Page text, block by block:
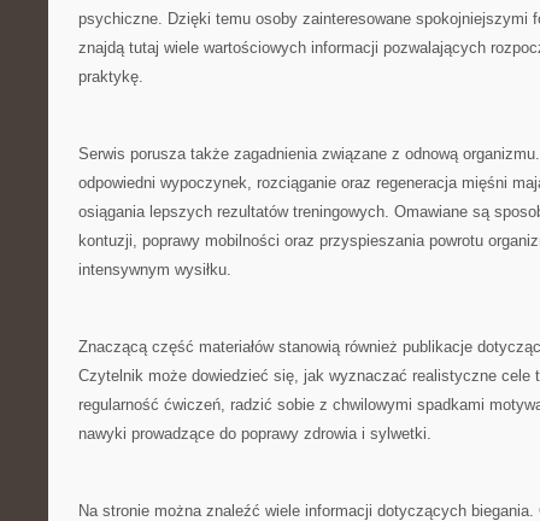
psychiczne. Dzięki temu osoby zainteresowane spokojniejszymi
znajdą tutaj wiele wartościowych informacji pozwalających
praktykę.
Serwis porusza także zagadnienia związane z odnową
odpowiedni wypoczynek, rozciąganie oraz regeneracja mięśni
osiągania lepszych rezultatów treningowych. Omawiane są
kontuzji, poprawy mobilności oraz przyspieszania powrotu
intensywnym wysiłku.
Znaczącą część materiałów stanowią również publikacje
Czytelnik może dowiedzieć się, jak wyznaczać realistyczne cele
regularność ćwiczeń, radzić sobie z chwilowymi spadkami
nawyki prowadzące do poprawy zdrowia i sylwetki.
Na stronie można znaleźć wiele informacji dotyczących biegania.